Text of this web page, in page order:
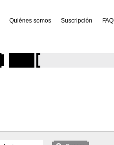
Quiénes somos Suscripción FAQ